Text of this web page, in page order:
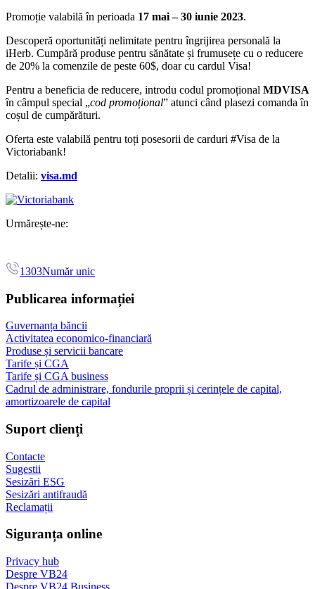
Promoție valabilă în perioada 17 mai – 30 iunie 2023.
Descoperă oportunități nelimitate pentru îngrijirea personală la
iHerb. Cumpără produse pentru sănătate și frumusețe cu o reducere
de 20% la comenzile de peste 60$, doar cu cardul Visa!
Pentru a beneficia de reducere, introdu codul promoțional MDVISA
în câmpul special „cod promoțional” atunci când plasezi comanda în
coșul de cumpărături.
Oferta este valabilă pentru toți posesorii de carduri #Visa de la
Victoriabank!
Detalii: visa.md
Urmărește-ne:
1303Număr unic
Publicarea informației
Guvernanța băncii
Activitatea economico-financiară
Produse și servicii bancare
Tarife și CGA
Tarife și CGA business
Cadrul de administrare, fondurile proprii și cerințele de capital,
amortizoarele de capital
Suport clienți
Contacte
Sugestii
Sesizări ESG
Sesizări antifraudă
Reclamații
Siguranța online
Privacy hub
Despre VB24